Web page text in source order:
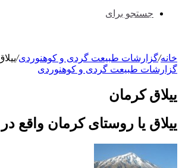
جستجو برای
خانه/گزارشات طبیعت گردی و کوهنوردی/
گزارشات طبیعت گردی و کوهنوردی
ییلاق کرمان
ییلاق یا روستای کرمان واقع